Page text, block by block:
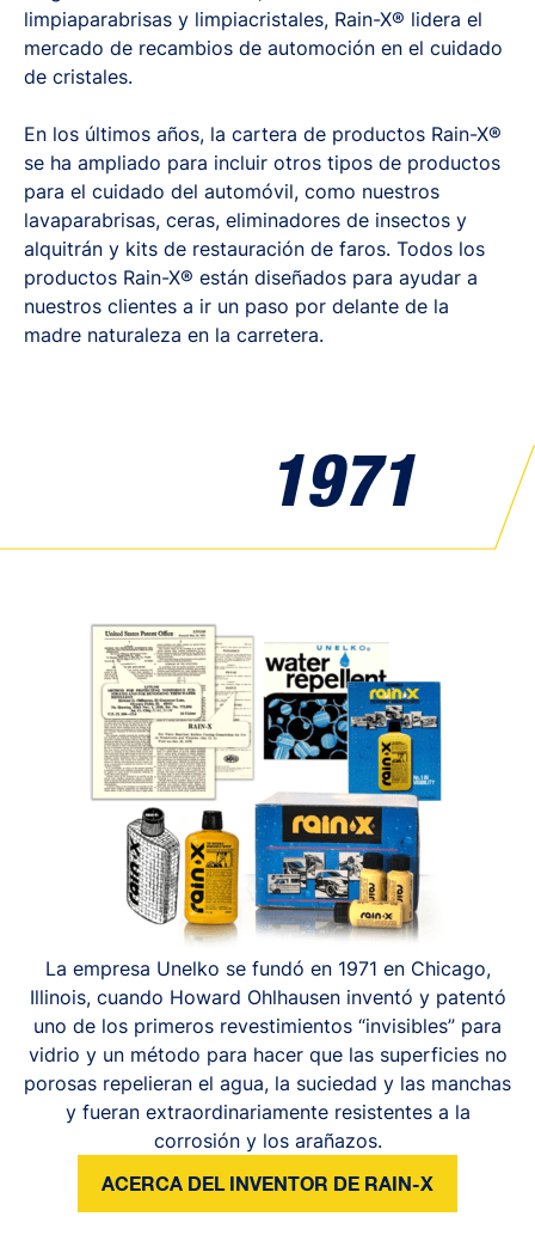
limpiaparabrisas y limpiacristales, Rain-X® lidera el
mercado de recambios de automoción en el cuidado
de cristales.
En los últimos años, la cartera de productos Rain-X®
se ha ampliado para incluir otros tipos de productos
para el cuidado del automóvil, como nuestros
lavaparabrisas, ceras, eliminadores de insectos y
alquitrán y kits de restauración de faros. Todos los
productos Rain-X® están diseñados para ayudar a
nuestros clientes a ir un paso por delante de la
madre naturaleza en la carretera.
1971
La empresa Unelko se fundó en 1971 en Chicago,
Illinois, cuando Howard Ohlhausen inventó y patentó
uno de los primeros revestimientos “invisibles” para
vidrio y un método para hacer que las superficies no
porosas repelieran el agua, la suciedad y las manchas
y fueran extraordinariamente resistentes a la
corrosión y los arañazos.
ACERCA DEL INVENTOR DE RAIN-X